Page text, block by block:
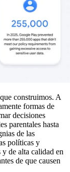
construimos. A
formas de
decisiones
parentales hasta
de las
políticas y
de alta calidad en
de que causen